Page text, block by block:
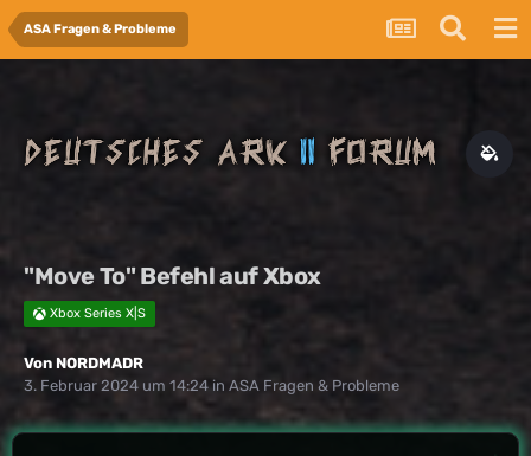
ASA Fragen & Probleme
"Move To" Befehl auf Xbox
Xbox Series X|S
Von NORDMADR
3. Februar 2024 um 14:24 in ASA Fragen & Probleme